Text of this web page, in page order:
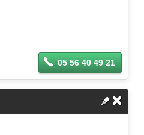
05 56 40 49 21